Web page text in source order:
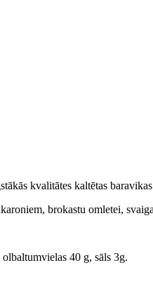
kvalitātes kaltētas
brokastu omletei,
40 g, sāls 3g.